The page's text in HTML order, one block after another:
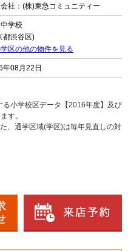
社：(株)東急コミュニティー
学校
都渋谷区)
区の他の物件を見る
年08月22日
小学校区データ【2016年度】及び
す。
、通学区域(学区)は毎年見直しの対